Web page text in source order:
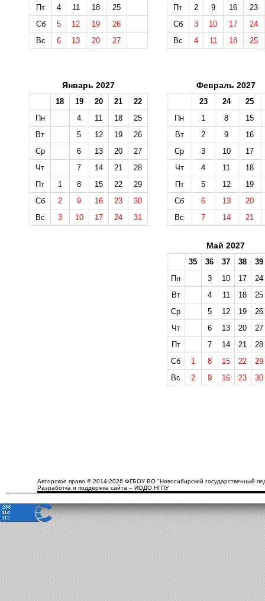
Пт
4 11 18
25
Сб
5 12 19
26
Вс
6 13 20 27
Пт
2 9 16
23
Сб
3 10 17
24
Вс
4 11 18 25
Январь 2027
18 19 20 21
22
Пн
4 11 18
25
Вт
5 12 19
26
Ср
6 13 20
27
Чт
7 14 21
28
Пт
1 8 15 22
29
Сб
2 9 16 23
30
Вс
3 10 17 24 31
Февраль 2027
23 24
25
Пн
1 8
15
Вт
2 9
16
Ср
3 10
17
Чт
4 11
18
Пт
5 12
19
Сб
6 13
20
Вс
7 14 21
Май 2027
35 36 37 38
39
Пн
3 10 17
24
Вт
4 11 18
25
Ср
5 12 19
26
Чт
6 13 20
27
Пт
7 14 21
28
Сб
1 8 15 22
29
Вс
2 9 16 23 30
Авторское право © 2014-2026 ФГБОУ ВО "Новосибирский государственный
Разработка и поддержка сайта – ИОДО НГПУ